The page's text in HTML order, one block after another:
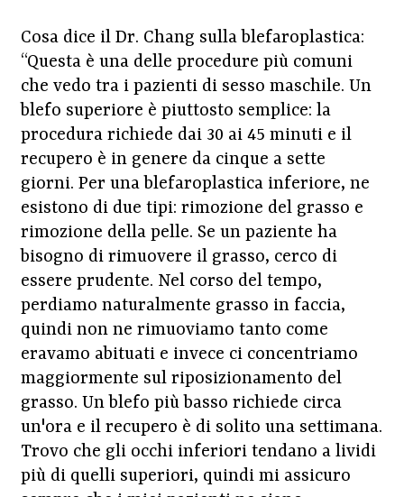
Cosa dice il Dr. Chang sulla blefaroplastica:
“Questa è una delle procedure più comuni
che vedo tra i pazienti di sesso maschile. Un
blefo superiore è piuttosto semplice: la
procedura richiede dai 30 ai 45 minuti e il
recupero è in genere da cinque a sette
giorni. Per una blefaroplastica inferiore, ne
esistono di due tipi: rimozione del grasso e
rimozione della pelle. Se un paziente ha
bisogno di rimuovere il grasso, cerco di
essere prudente. Nel corso del tempo,
perdiamo naturalmente grasso in faccia,
quindi non ne rimuoviamo tanto come
eravamo abituati e invece ci concentriamo
maggiormente sul riposizionamento del
grasso. Un blefo più basso richiede circa
un'ora e il recupero è di solito una settimana.
Trovo che gli occhi inferiori tendano a lividi
più di quelli superiori, quindi mi assicuro